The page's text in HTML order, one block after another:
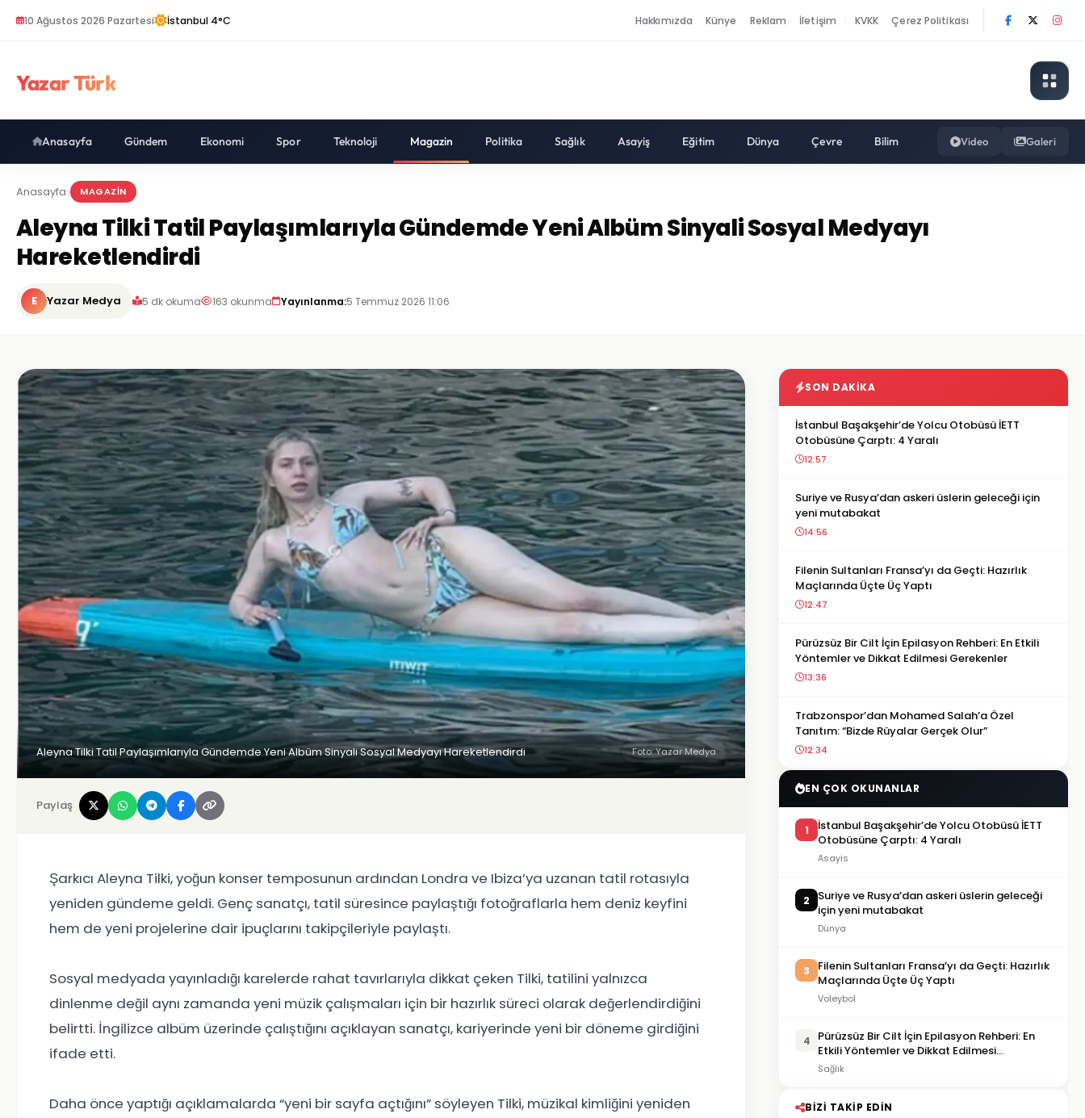
10 Ağustos 2026 Pazartesi İstanbul 4°C Hakkımızda Künye Reklam İletişim KVKK Çerez Politikası
Yazar Türk
Anasayfa Gündem Ekonomi Spor Teknoloji Magazin Politika Sağlık Asayiş Eğitim Dünya Çevre Bilim Video Galeri
Anasayfa MAGAZIN
Aleyna Tilki Tatil Paylaşımlarıyla Gündemde Yeni Albüm Sinyali Sosyal Medyayı
Hareketlendirdi
E Yazar Medya 5 dk okuma 163 okunma Yayınlanma:5 Temmuz 2026 11:06
Aleyna Tilki Tatil Paylaşımlarıyla Gündemde Yeni Albüm Sinyali Sosyal Medyayı Hareketlendirdi Foto: Yazar Medya
Paylaş
Şarkıcı Aleyna Tilki, yoğun konser temposunun ardından Londra ve Ibiza’ya uzanan tatil rotasıyla
yeniden gündeme geldi. Genç sanatçı, tatil süresince paylaştığı fotoğraflarla hem deniz keyfini
hem de yeni projelerine dair ipuçlarını takipçileriyle paylaştı.
Sosyal medyada yayınladığı karelerde rahat tavırlarıyla dikkat çeken Tilki, tatilini yalnızca
dinlenme değil aynı zamanda yeni müzik çalışmaları için bir hazırlık süreci olarak değerlendirdiğini
belirtti. İngilizce albüm üzerinde çalıştığını açıklayan sanatçı, kariyerinde yeni bir döneme girdiğini
ifade etti.
Daha önce yaptığı açıklamalarda “yeni bir sayfa açtığını” söyleyen Tilki, müzikal kimliğini yeniden
SON DAKIKA
İstanbul Başakşehir’de Yolcu Otobüsü İETT
Otobüsüne Çarptı: 4 Yaralı
12:57
Suriye ve Rusya’dan askeri üslerin geleceği için
yeni mutabakat
14:56
Filenin Sultanları Fransa’yı da Geçti: Hazırlık
Maçlarında Üçte Üç Yaptı
12:47
Pürüzsüz Bir Cilt İçin Epilasyon Rehberi: En Etkili
Yöntemler ve Dikkat Edilmesi Gerekenler
13:36
Trabzonspor’dan Mohamed Salah’a Özel
Tanıtım: “Bizde Rüyalar Gerçek Olur”
12:34
EN ÇOK OKUNANLAR
1
İstanbul Başakşehir’de Yolcu Otobüsü İETT
Otobüsüne Çarptı: 4 Yaralı
Asayis
2
Suriye ve Rusya’dan askeri üslerin geleceği
için yeni mutabakat
Dünya
3
Filenin Sultanları Fransa’yı da Geçti: Hazırlık
Maçlarında Üçte Üç Yaptı
Voleybol
4
Pürüzsüz Bir Cilt İçin Epilasyon Rehberi: En
Etkili Yöntemler ve Dikkat Edilmesi
Gerekenler
Sağlık
BIZI TAKIP EDIN